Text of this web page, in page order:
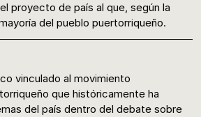
proyecto de país al que, según la
del pueblo puertorriqueño.
vinculado al movimiento
que históricamente ha
del país dentro del debate sobre